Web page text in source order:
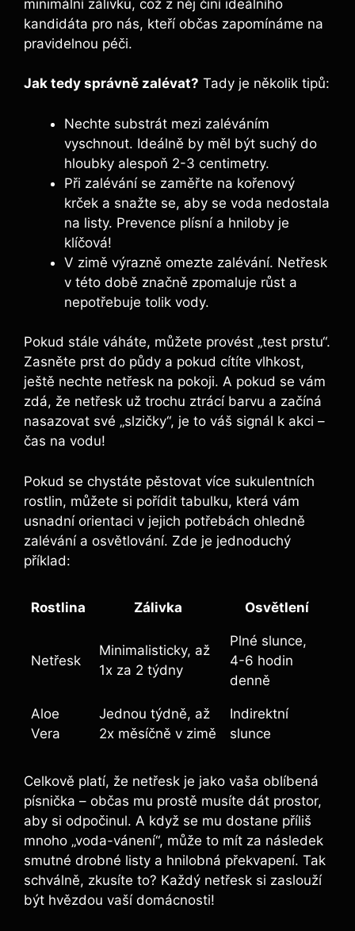
minimální zálivku, což z něj činí ideálního
kandidáta pro nás, kteří občas zapomínáme na
pravidelnou péči.
Jak tedy správně zalévat? Tady je několik tipů:
Nechte substrát mezi zaléváním
vyschnout. ‌Ideálně by měl být suchý‍ do
‌hloubky⁤ alespoň 2-3 centimetry.
Při zalévání se‌ zaměřte na kořenový
krček ⁣a snažte se, aby se‍ voda nedostala
na listy. Prevence plísní a hniloby je
klíčová!
V zimě výrazně omezte zalévání. Netřesk
v této době značně zpomaluje růst a⁢
nepotřebuje ⁣tolik vody.
Pokud stále váháte, můžete provést „test prstu“.
Zasněte prst do půdy a pokud cítíte vlhkost,
ještě nechte‍ netřesk na pokoji. A pokud se ⁤vám​
zdá, že netřesk už trochu ztrácí barvu a začíná⁣
nasazovat své „slzičky“, je to váš signál k akci –
čas ​na vodu!
Pokud se chystáte pěstovat ‌více ‌sukulentních
rostlin, můžete si pořídit tabulku,⁢ která vám
usnadní orientaci⁢ v jejich potřebách ohledně
zalévání a osvětlování. ​Zde ⁣je jednoduchý
příklad:
Rostlina Zálivka Osvětlení
Netřesk
Minimalisticky, až
1x za 2 týdny
Plné slunce,
4-6 hodin
⁣denně
Aloe
Vera
Jednou​ týdně, až
2x měsíčně v zimě
Indirektní
slunce
Celkově ‍platí, že⁢ netřesk je jako⁣ vaša oblíbená
písnička – občas mu prostě musíte dát prostor,
aby si odpočinul.‍ A ‌když ​se mu dostane příliš
mnoho „voda-vánení“, může to ⁣mít za následek
⁤smutné drobné listy ⁤a hnilobná ‍překvapení. Tak
schválně, zkusíte to? Každý netřesk si zaslouží
být ⁣hvězdou vaší domácnosti!